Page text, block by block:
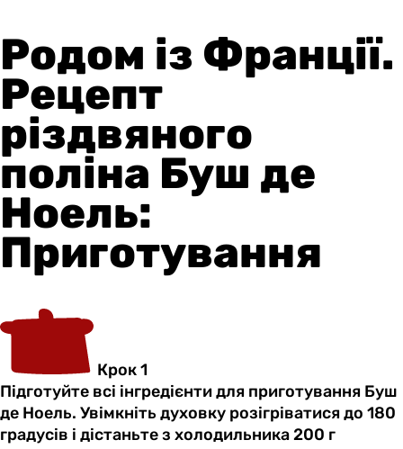
Родом із Франції.
Рецепт
різдвяного
поліна Буш де
Ноель:
Приготування
Крок 1
Підготуйте всі інгредієнти для приготування Буш
де Ноель. Увімкніть духовку розігріватися до 180
градусів і дістаньте з холодильника 200 г